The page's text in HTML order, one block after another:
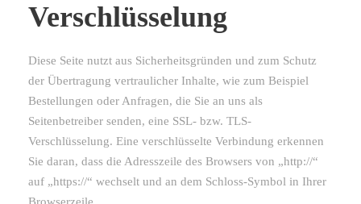
Verschlüsselung
Diese Seite nutzt aus Sicherheitsgründen und zum Schutz
der Übertragung vertraulicher Inhalte, wie zum Beispiel
Bestellungen oder Anfragen, die Sie an uns als
Seitenbetreiber senden, eine SSL- bzw. TLS-
Verschlüsselung. Eine verschlüsselte Verbindung erkennen
Sie daran, dass die Adresszeile des Browsers von „http://“
auf „https://“ wechselt und an dem Schloss-Symbol in Ihrer